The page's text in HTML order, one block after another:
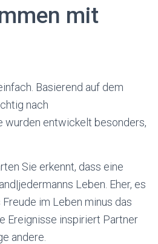
mit
Basierend auf dem
nach
wurden entwickelt besonders,
Sie erkennt, dass eine
Leben. Eher, es
im Leben minus das
Ereignisse inspiriert Partner
andere.